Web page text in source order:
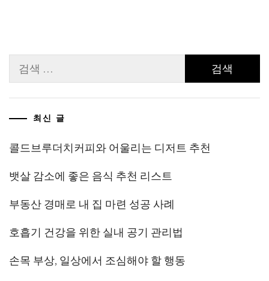
색:
최신 글
콜드브루더치커피와 어울리는 디저트 추천
뱃살 감소에 좋은 음식 추천 리스트
부동산 경매로 내 집 마련 성공 사례
호흡기 건강을 위한 실내 공기 관리법
손목 부상, 일상에서 조심해야 할 행동